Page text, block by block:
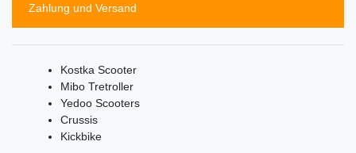
Zahlung und Versand
Kostka Scooter
Mibo Tretroller
Yedoo Scooters
Crussis
Kickbike